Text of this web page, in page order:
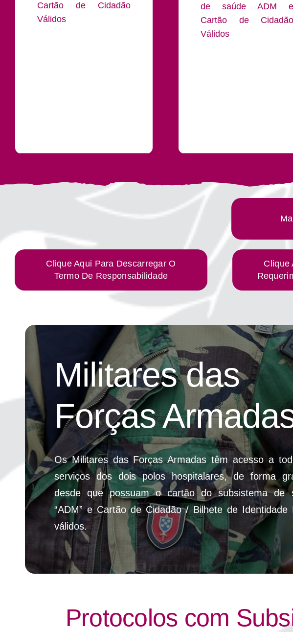
Cartão de Cidadão
Válidos
de saúde ADM e
Cartão de Cidadão
Válidos
Clique Aqui Para Descarregar O
Termo De Responsabilidade
Clique
Militares das
Forças
Os Militares das Forças Armadas têm acesso a
serviços dos dois polos hospitalares, de forma
desde que possuam o cartão do subsistema de
“ADM” e Cartão de Cidadão / Bilhete de Identidade
válidos.
Protocolos com